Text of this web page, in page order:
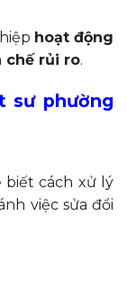
hoạt động
chế rủi ro.
sư phường
biết cách xử lý
việc sửa đổi